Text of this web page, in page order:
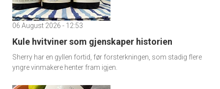
06 August 2026 - 12:53
Kule hvitviner som gjenskaper historien
Sherry har en gyllen fortid, før forsterkningen, som stadig flere
yngre vinmakere henter fram igjen.